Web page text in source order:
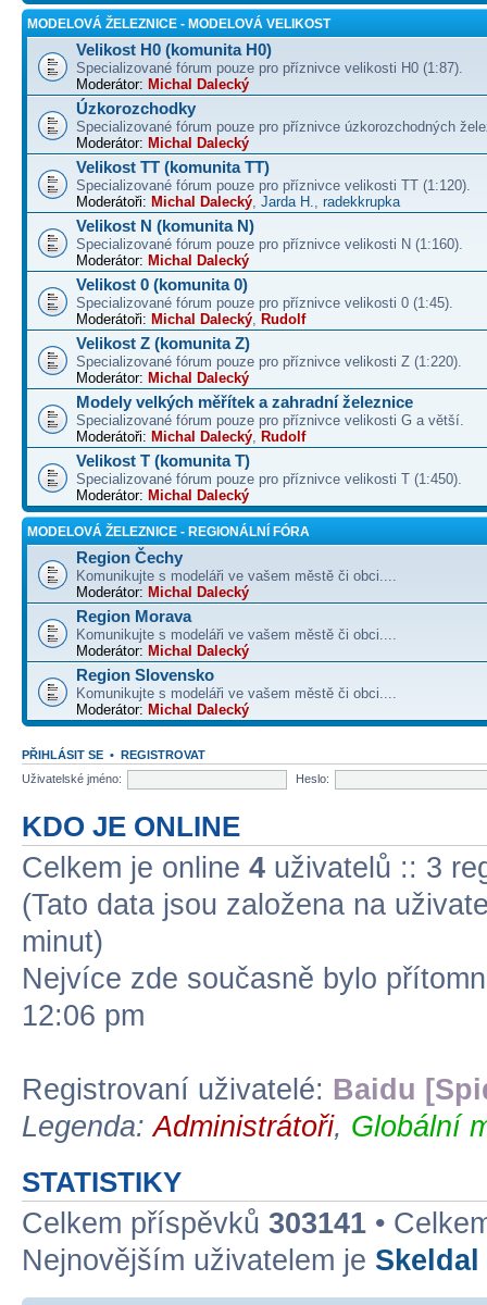
MODELOVÁ ŽELEZNICE - MODELOVÁ VELIKOST
Velikost H0 (komunita H0)
Specializované fórum pouze pro příznivce velikosti H0 (1:87).
Moderátor: Michal Dalecký
Úzkorozchodky
Specializované fórum pouze pro příznivce úzkorozchodných
Moderátor: Michal Dalecký
Velikost TT (komunita TT)
Specializované fórum pouze pro příznivce velikosti TT (1:120).
Moderátoři: Michal Dalecký, Jarda H., radekkrupka
Velikost N (komunita N)
Specializované fórum pouze pro příznivce velikosti N (1:160).
Moderátor: Michal Dalecký
Velikost 0 (komunita 0)
Specializované fórum pouze pro příznivce velikosti 0 (1:45).
Moderátoři: Michal Dalecký, Rudolf
Velikost Z (komunita Z)
Specializované fórum pouze pro příznivce velikosti Z (1:220).
Moderátor: Michal Dalecký
Modely velkých měřítek a zahradní železnice
Specializované fórum pouze pro příznivce velikosti G a větší.
Moderátoři: Michal Dalecký, Rudolf
Velikost T (komunita T)
Specializované fórum pouze pro příznivce velikosti T (1:450).
Moderátor: Michal Dalecký
MODELOVÁ ŽELEZNICE - REGIONÁLNÍ FÓRA
Region Čechy
Komunikujte s modeláři ve vašem městě či obci....
Moderátor: Michal Dalecký
Region Morava
Komunikujte s modeláři ve vašem městě či obci....
Moderátor: Michal Dalecký
Region Slovensko
Komunikujte s modeláři ve vašem městě či obci....
Moderátor: Michal Dalecký
PŘIHLÁSIT SE • REGISTROVAT
Uživatelské jméno:
Heslo:
KDO JE ONLINE
Celkem je online 4 uživatelů :: 3
(Tato data jsou založena na
minut)
Nejvíce zde současně bylo
12:06 pm
Registrovaní uživatelé: Baidu
Legenda:Administrátoři, Globální
STATISTIKY
Celkem příspěvků 303141 •
Nejnovějším uživatelem je Skeldal